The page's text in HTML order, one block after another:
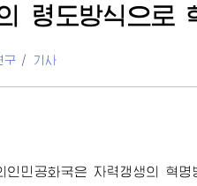
령도방식으로
구 / 기사
인민공화국은 자력갱생의 혁